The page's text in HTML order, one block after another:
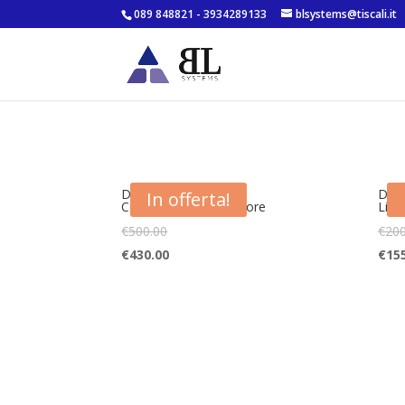
089 848821 - 3934289133 blsystems@tiscali.it
In offerta!
DBX 160A
Compressore/Limitatore
€500.00
€430.00
€
€